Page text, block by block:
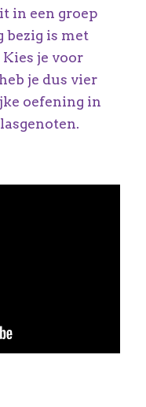
in een groep
bezig is met
je voor
je dus vier
oefening in